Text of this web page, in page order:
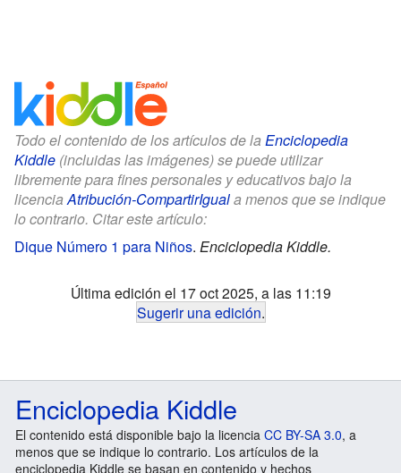
Todo el contenido de los artículos de la Enciclopedia
Kiddle (incluidas las imágenes) se puede utilizar
libremente para fines personales y educativos bajo la
licenciaAtribución-CompartirIguala menos que se indique
lo contrario. Citar este artículo:
Dique Número 1 para Niños. Enciclopedia Kiddle.
Última edición el 17 oct 2025, a las 11:19
Sugerir una edición.
Enciclopedia Kiddle
El contenido está disponible bajo la licencia CC BY-SA 3.0, a
menos que se indique lo contrario. Los artículos de la
enciclopedia Kiddle se basan en contenido y hechos